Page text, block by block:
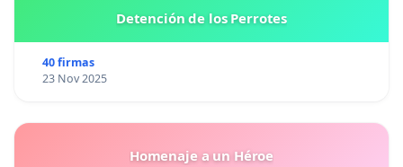
Detención de los Perrotes
40 firmas
23 Nov 2025
Homenaje a un Héroe